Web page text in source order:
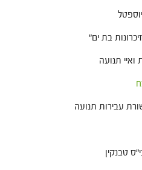
בת ים"
ואיי תנועה
עבירות תנועה
טבנקין